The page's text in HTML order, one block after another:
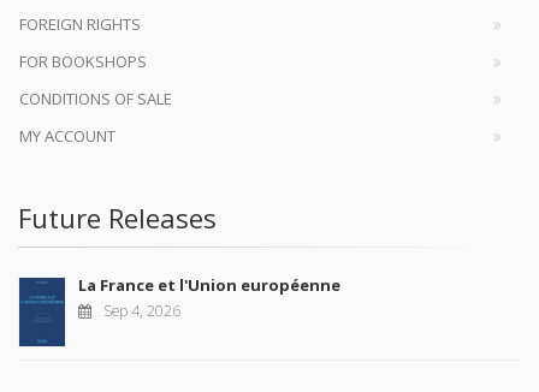
FOREIGN RIGHTS
FOR BOOKSHOPS
CONDITIONS OF SALE
MY ACCOUNT
Future Releases
La France et l'Union européenne
Sep 4, 2026